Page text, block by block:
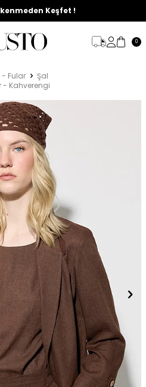
Yaz İndirim Başladı !
Keşfet !
0
- Fular
Şal
- Kahverengi